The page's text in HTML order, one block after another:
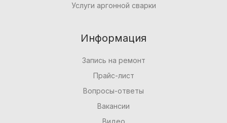
Услуги аргонной сварки
Информация
Запись на ремонт
Прайс-лист
Вопросы-ответы
Вакансии
Видео